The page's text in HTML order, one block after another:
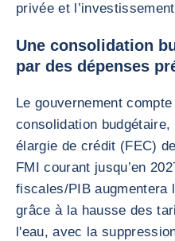
privée et
Une consolidation
par des dépenses
Le gouvernement
consolidation
élargie de crédit (FEC)
FMI courant jusqu’en
fiscales/PIB augmentera
grâce à la hausse des
l'eau, avec la